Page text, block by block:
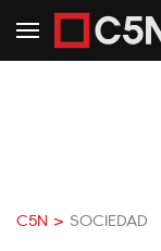
C5N > SOCIEDAD